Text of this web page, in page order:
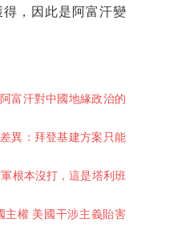
，因此是阿富汗變
富汗對中國地緣政治的
異：拜登基建方案只能
根本沒打，這是塔利班
主權 美國干涉主義貽害